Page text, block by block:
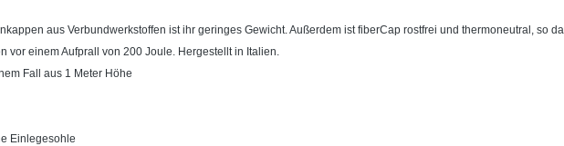
aus Verbundwerkstoffen ist ihr geringes Gewicht. Außerdem ist fiberCap rostfrei und thermoneutral, so
vor einem Aufprall von 200 Joule. Hergestellt in Italien.
Fall aus 1 Meter Höhe
Einlegesohle